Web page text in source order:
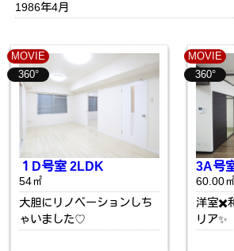
1986年4月
MOVIE
360°
１D号室 2LDK
54㎡
大胆にリノベーションしち
ゃいました♡
MOVIE
360°
3A号
60.00㎡
洋室✖️
リア✨